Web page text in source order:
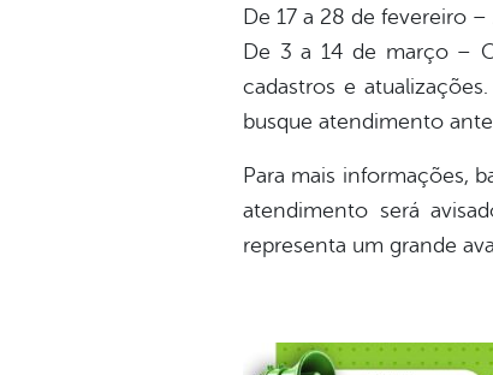
De 17 a 28 de fevereiro
De 3 a 14 de março –
cadastros e
busque atendimento
Para mais informações,
atendimento será
representa um grande